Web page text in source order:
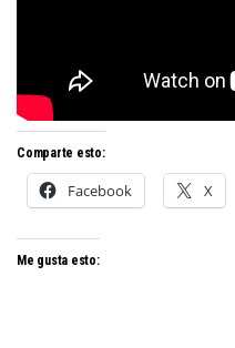
Comparte esto:
Facebook X
Me gusta esto: